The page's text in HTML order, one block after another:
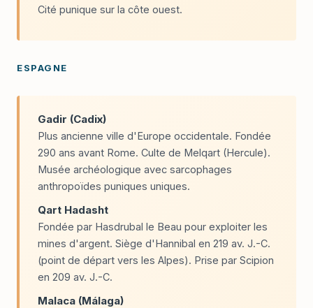
Cité punique sur la côte ouest.
ESPAGNE
Gadir (Cadix)
Plus ancienne ville d'Europe occidentale. Fondée
290 ans avant Rome. Culte de Melqart (Hercule).
Musée archéologique avec sarcophages
anthropoïdes puniques uniques.
Qart Hadasht
Fondée par Hasdrubal le Beau pour exploiter les
mines d'argent. Siège d'Hannibal en 219 av. J.-C.
(point de départ vers les Alpes). Prise par Scipion
en 209 av. J.-C.
Malaca (Málaga)